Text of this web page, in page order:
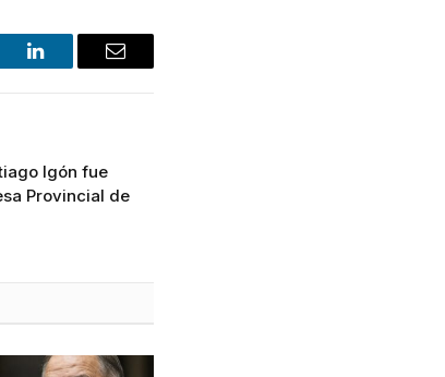
LinkedIn Email
Igón fue
Provincial de